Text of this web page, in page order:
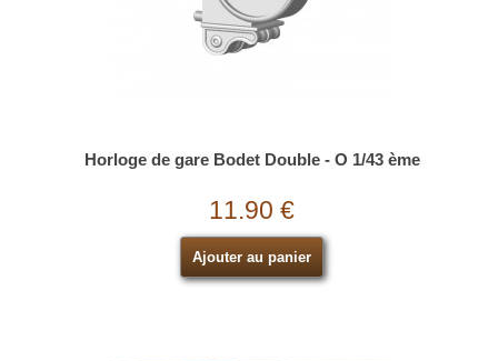
Horloge de gare Bodet Double - O 1/43 ème
11.90 €
Ajouter au panier